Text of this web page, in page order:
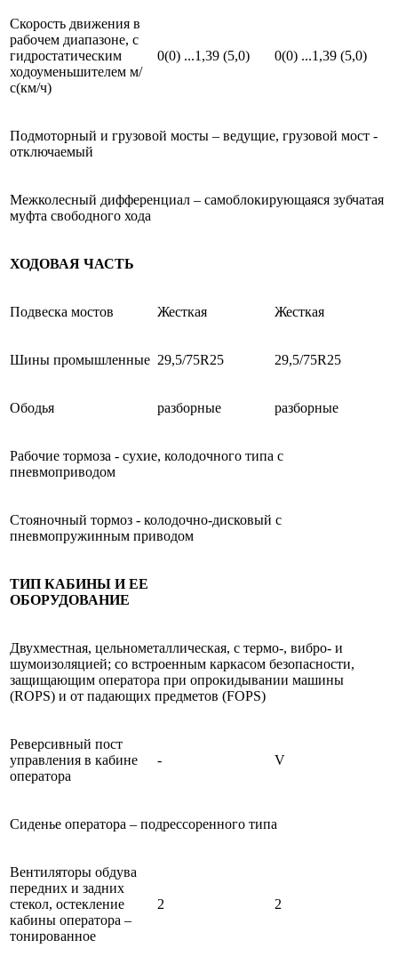
Скорость движения в
рабочем диапазоне, с
гидростатическим
ходоуменьшителем м/
с(км/ч)
0(0) ...1,39 (5,0) 0(0) ...1,39 (5,0)
Подмоторный и грузовой мосты – ведущие, грузовой мост -
отключаемый
Межколесный дифференциал – самоблокирующаяся зубчатая
муфта свободного хода
ХОДОВАЯ ЧАСТЬ
Подвеска мостов Жесткая Жесткая
Шины промышленные 29,5/75R25 29,5/75R25
Ободья разборные разборные
Рабочие тормоза - сухие, колодочного типа с
пневмоприводом
Стояночный тормоз - колодочно-дисковый с
пневмопружинным приводом
ТИП КАБИНЫ И ЕЕ
ОБОРУДОВАНИЕ
Двухместная, цельнометаллическая, с термо-, вибро- и
шумоизоляцией; со встроенным каркасом безопасности,
защищающим оператора при опрокидывании машины
(ROPS) и от падающих предметов (FOPS)
Реверсивный пост
управления в кабине
оператора
- V
Сиденье оператора – подрессоренного типа
Вентиляторы обдува
передних и задних
стекол, остекление
кабины оператора –
тонированное
2 2